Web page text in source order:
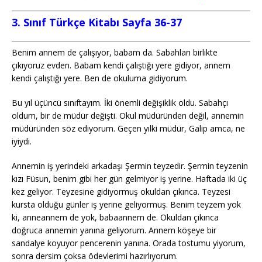
3. Sınıf Türkçe Kitabı Sayfa 36-37
Benim annem de çalışıyor, babam da. Sabahları birlikte
çıkıyoruz evden. Babam kendi çalıştığı yere gidiyor, annem
kendi çalıştığı yere. Ben de okuluma gidiyorum.
Bu yıl üçüncü sınıftayım. İki önemli değişiklik oldu. Sabahçı
oldum, bir de müdür değişti. Okul müdüründen değil, annemin
müdüründen söz ediyorum. Geçen yılki müdür, Galip amca, ne
iyiydi.
Annemin iş yerindeki arkadaşı Şermin teyzedir. Şermin teyzenin
kızı Füsun, benim gibi her gün gelmiyor iş yerine. Haftada iki üç
kez geliyor. Teyzesine gidiyormuş okuldan çıkınca. Teyzesi
kursta olduğu günler iş yerine geliyormuş. Benim teyzem yok
ki, anneannem de yok, babaannem de. Okuldan çıkınca
doğruca annemin yanına geliyorum. Annem köşeye bir
sandalye koyuyor pencerenin yanına. Orada tostumu yiyorum,
sonra dersim çoksa ödevlerimi hazırlıyorum.